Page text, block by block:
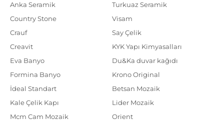
Anka Seramik
Country Stone
Crauf
Creavit
Eva Banyo
Formina Banyo
İdeal Standart
Kale Çelik Kapı
Mcm Cam Mozaik
Turkuaz Seramik
Visam
Say Çelik
KYK Yapı Kimyasalları
Du&Ka duvar kağıdı
Krono Original
Betsan Mozaik
Lider Mozaik
Orient